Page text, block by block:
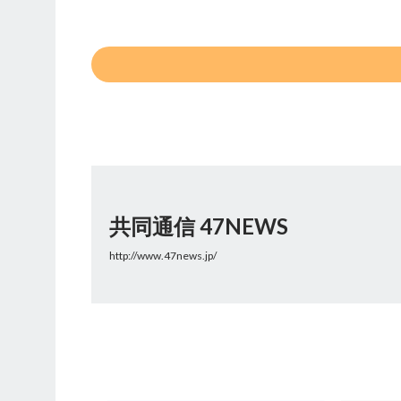
共同通信 47NEWS
http://www.47news.jp/